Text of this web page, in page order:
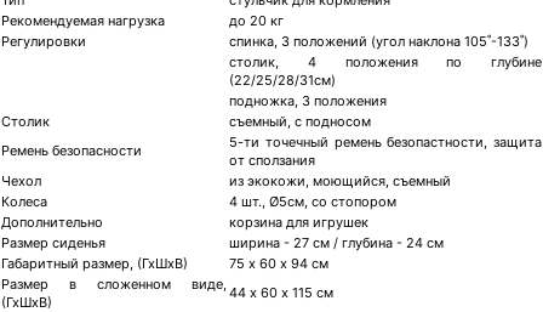
Рекомендуемая нагрузка
до 20 кг
Регулировки
спинка, 3 положений (угол наклона 105˚-133˚)
столик, 4 положения по глубине
(22/25/28/31см)
подножка, 3 положения
Столик
съемный, с подносом
Ремень безопасности
5-ти точечный ремень безопастности, защита
от сползания
Чехол
из экокожи, моющийся, съемный
Колеса
4 шт., Ø5см, со стопором
Дополнительно
корзина для игрушек
Размер сиденья
ширина - 27 см / глубина - 24 см
Габаритный размер, (ГхШхВ)
75 х 60 х 94 см
Размер в сложенном виде,
(ГхШхВ)
44 х 60 х 115 см